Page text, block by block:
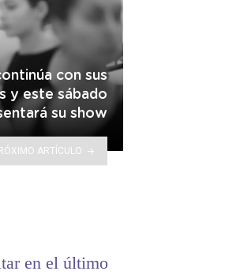
con sus
y este sábado
su show
ARTÍCULO
en el último